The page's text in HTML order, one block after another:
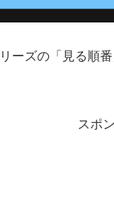
ーズの「見る順
スポ